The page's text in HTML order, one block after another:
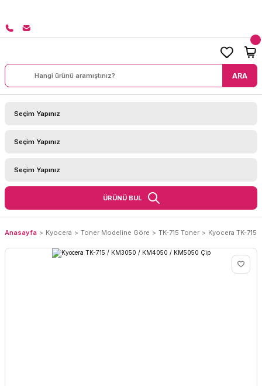
ARA
ÜRÜNÜ BUL
Anasayfa Kyocera Toner Modeline Göre TK-715 Toner Kyocera TK-